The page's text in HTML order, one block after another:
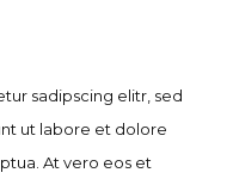
sadipscing elitr, sed
ut labore et dolore
At vero eos et